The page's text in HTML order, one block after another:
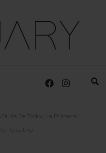
De Todo»: La Primera
Creativo